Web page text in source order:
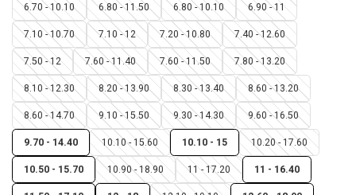
6.70 - 10.10 6.80 - 11.50 6.80 - 10.10 6.90 - 11
7.10 - 10.70 7.10 - 12 7.20 - 10.80 7.40 - 12.60
7.50 - 12 7.60 - 11.40 7.60 - 11.50 7.80 - 13.20
8.10 - 12.30 8.20 - 13.90 8.30 - 13.40 8.60 - 13.20
8.60 - 14.70 9.10 - 15.50 9.30 - 14.30 9.60 - 16.50
9.70 - 14.40 10.10 - 15.60 10.10 - 15 10.20 - 17.60
10.50 - 15.70 10.90 - 18.90 11 - 17.20 11 - 16.40